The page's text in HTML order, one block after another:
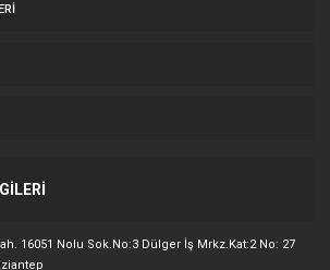
16051 Nolu Sok.No:3 Dülger İş Mrkz.Kat:2 No: 27
Temsilcisi